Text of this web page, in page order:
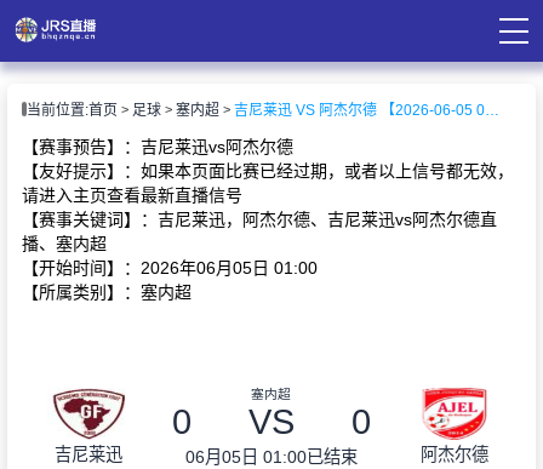
播
讯
当前位置:首页 足球 塞内超 吉尼莱迅 VS 阿杰尔德 【2026-06-05 01:00:00】
【赛事预告】：吉尼莱迅vs阿杰尔德
【友好提示】：如果本页面比赛已经过期，或者以上信号都无效，
请进入主页查看最新直播信号
【赛事关键词】：吉尼莱迅，阿杰尔德、吉尼莱迅vs阿杰尔德直
播、塞内超
【开始时间】：2026年06月05日 01:00
【所属类别】：塞内超
吉尼莱迅
塞内超
0 VS 0
06月05日 01:00已结束 阿杰尔德